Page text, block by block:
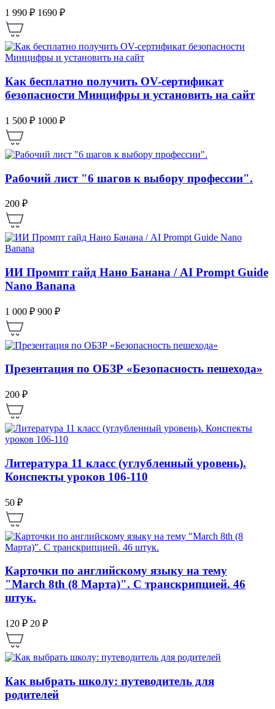
1 990 ₽ 1690 ₽
Как бесплатно получить OV-сертификат
безопасности Минцифры и установить на сайт
1 500 ₽ 1000 ₽
Рабочий лист "6 шагов к выбору профессии".
200 ₽
ИИ Промпт гайд Нано Банана / AI Prompt Guide
Nano Banana
1 000 ₽ 900 ₽
Презентация по ОБЗР «Безопасность пешехода»
200 ₽
Литература 11 класс (углубленный уровень).
Конспекты уроков 106-110
50 ₽
Карточки по английскому языку на тему
"March 8th (8 Марта)". С транскрипцией. 46
штук.
120 ₽ 20 ₽
Как выбрать школу: путеводитель для
родителей